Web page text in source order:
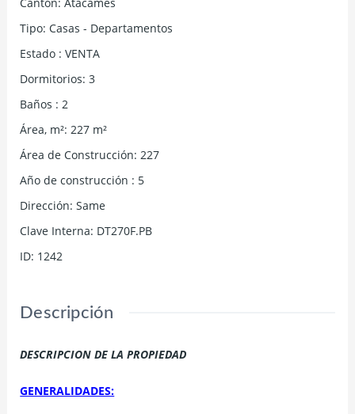
Cantón: Atacames
Tipo: Casas - Departamentos
Estado : VENTA
Dormitorios: 3
Baños : 2
Área, m²: 227 m²
Área de Construcción: 227
Año de construcción : 5
Dirección: Same
Clave Interna: DT270F.PB
ID: 1242
Descripción
DESCRIPCION DE LA PROPIEDAD
GENERALIDADES: